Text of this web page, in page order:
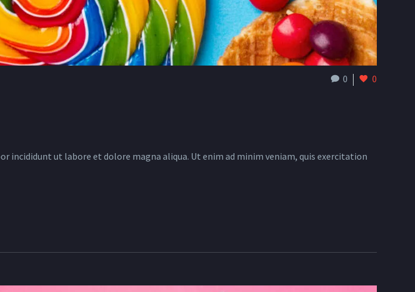
0 0
incididunt ut labore et dolore magna aliqua. Ut enim ad minim veniam, quis exercitation